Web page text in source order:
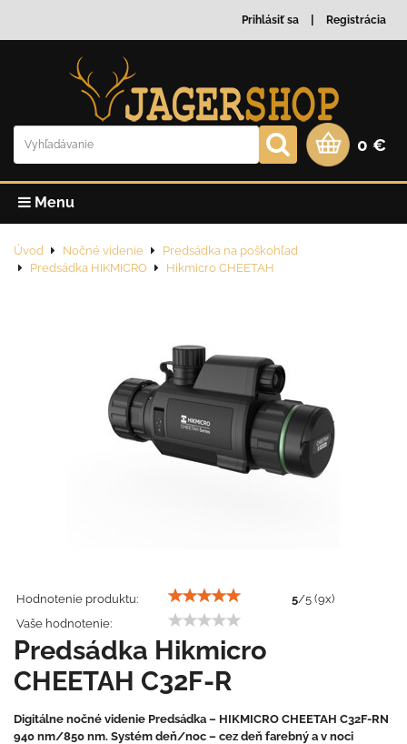
Prihlásiť sa Registrácia
0 €
Menu
Úvod Nočné videnie
Predsádka na poškohľad
Predsádka HIKMICRO
Hikmicro CHEETAH
Hodnotenie produktu: 5/5 (9x)
Vaše hodnotenie:
Predsádka Hikmicro
CHEETAH C32F-R
Digitálne nočné videnie Predsádka – HIKMICRO CHEETAH C32F-RN
940 nm/850 nm. Systém deň/noc – cez deň farebný a v noci